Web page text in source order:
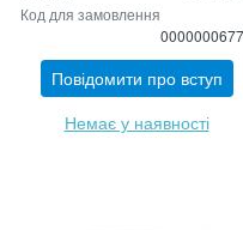
Код для замовлення
Повідомити про вступ
Немає у наявності